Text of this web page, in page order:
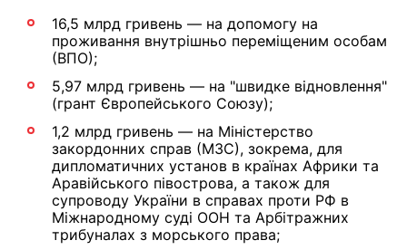
16,5 млрд гривень — на допомогу на
проживання внутрішньо переміщеним особам
(ВПО);
5,97 млрд гривень — на "швидке відновлення"
(грант Європейського Союзу);
1,2 млрд гривень — на Міністерство
закордонних справ (МЗС), зокрема, для
дипломатичних установ в країнах Африки та
Аравійського півострова, а також для
супроводу України в справах проти РФ в
Міжнародному суді ООН та Арбітражних
трибуналах з морського права;